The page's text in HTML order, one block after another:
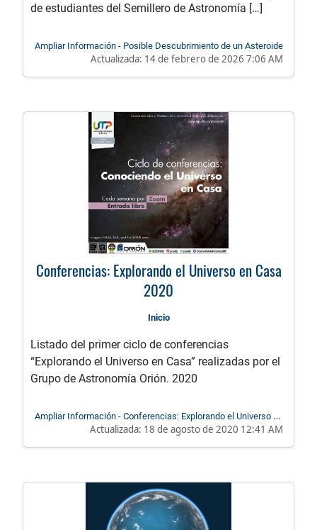
de estudiantes del Semillero de Astronomía […]
Ampliar Información - Posible Descubrimiento de un Asteroide
Actualizada: 14 de febrero de 2026 7:06 AM
Conferencias: Explorando el Universo en Casa
2020
Inicio
Listado del primer ciclo de conferencias
“Explorando el Universo en Casa” realizadas por el
Grupo de Astronomía Orión. 2020
Ampliar Información - Conferencias: Explorando el Universo en
Casa 2020
Actualizada: 18 de agosto de 2020 12:41 AM